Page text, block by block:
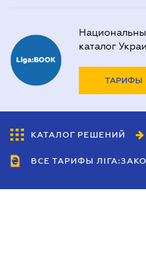
каталог
ТАРИФЫ
КАТАЛОГ РЕШЕНИЙ
ВСЕ ТАРИФЫ